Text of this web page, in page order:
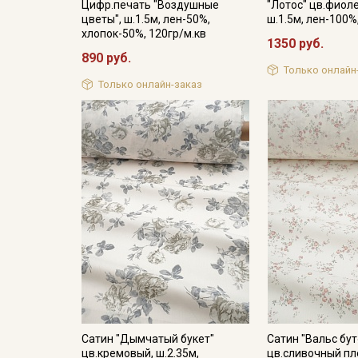
Цифр.печать "Воздушные
цветы", ш.1.5м, лен-50%,
хлопок-50%, 120гр/м.кв
890 руб.
Только онлайн-заказ
"Лотос"
ш.1.5м, лен-
1350 руб.
Только
Сатин "Дымчатый букет"
цв.кремовый, ш.2.35м,
Сатин "Вальс
цв.сливочный